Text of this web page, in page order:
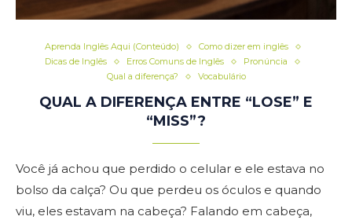
Aprenda Inglês Aqui (Conteúdo)
Como dizer em inglês
Dicas de Inglês
Erros Comuns de Inglês
Pronúncia
Qual a diferença?
Vocabulário
QUAL A DIFERENÇA ENTRE “LOSE” E
“MISS”?
Você já achou que perdido o celular e ele estava no
bolso da calça? Ou que perdeu os óculos e quando
viu, eles estavam na cabeça? Falando em cabeça,